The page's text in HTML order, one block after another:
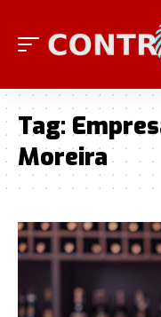
Tag:
Moreira